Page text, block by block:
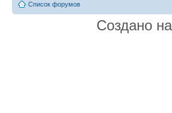
Список форумов
Создано